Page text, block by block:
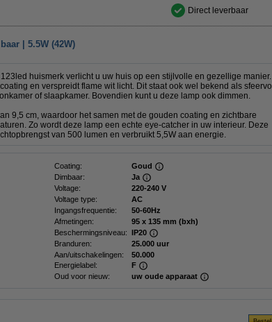
Direct leverbaar
| 5.5W (42W)
huismerk verlicht u uw huis op een stijlvolle en gezellige manier.
en verspreidt flame wit licht. Dit staat ook wel bekend als sfeervol
of slaapkamer. Bovendien kunt u deze lamp ook dimmen.
9,5 cm, waardoor het samen met de gouden coating en zichtbare
Zo wordt deze lamp een echte eye-catcher in uw interieur. Deze
van 500 lumen en verbruikt 5,5W aan energie.
Coating:
Goud
Dimbaar:
Ja
Voltage:
220-240 V
Voltage type:
AC
Ingangsfrequentie:
50-60Hz
Afmetingen:
95 x 135 mm (bxh)
Beschermingsniveau: IP20
Branduren:
25.000 uur
Aan/uitschakelingen:
50.000
Energielabel:
F
Oud voor nieuw: uw oude apparaat